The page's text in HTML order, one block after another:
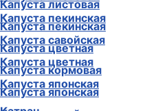
Капуста пекинская
Капуста савойская
Капуста цветная
Капуста японская
Капуста листовая
Капуста пекинская
Капуста цветная
Капуста кормовая
Капуста японская